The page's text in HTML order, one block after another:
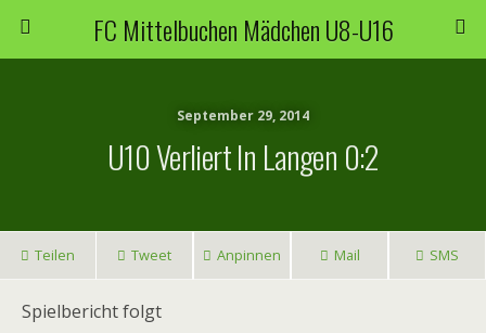
FC Mittelbuchen Mädchen U8-U16
September 29, 2014
U10 Verliert In Langen 0:2
Teilen Tweet Anpinnen Mail SMS
Spielbericht folgt